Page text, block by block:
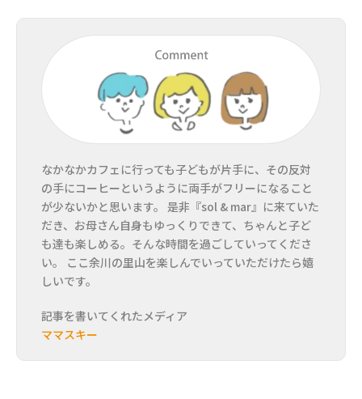
なかなかカフェに行っても子どもが片手に、その反対
の手にコーヒーというように両手がフリーになること
が少ないかと思います。 是非『sol & mar』に来ていた
だき、お母さん自身もゆっくりできて、ちゃんと子ど
も達も楽しめる。そんな時間を過ごしていってくださ
い。 ここ余川の里山を楽しんでいっていただけたら嬉
しいです。
記事を書いてくれたメディア
ママスキー